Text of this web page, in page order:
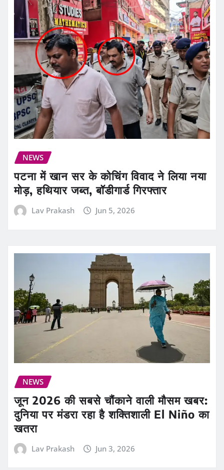
NEWS
पटना में खान सर के कोचिंग विवाद ने लिया नया
मोड़, हथियार जब्त, बॉडीगार्ड गिरफ्तार
Lav Prakash Jun 5, 2026
NEWS
जून 2026 की सबसे चौंकाने वाली मौसम खबर:
दुनिया पर मंडरा रहा है शक्तिशाली El Niño का
खतरा
Lav Prakash Jun 3, 2026